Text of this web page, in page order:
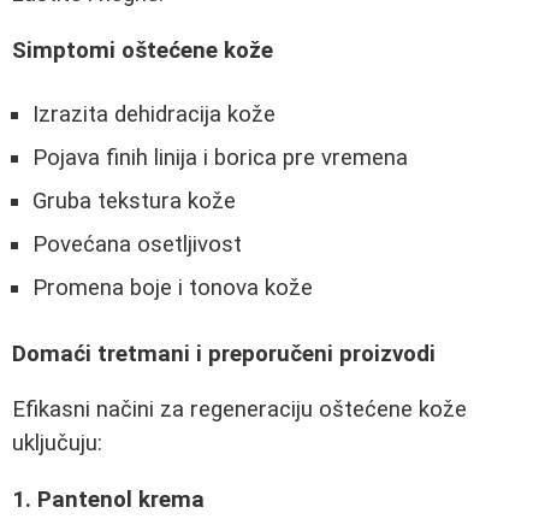
Simptomi oštećene kože
Izrazita dehidracija kože
Pojava finih linija i borica pre vremena
Gruba tekstura kože
Povećana osetljivost
Promena boje i tonova kože
Domaći tretmani i preporučeni proizvodi
Efikasni načini za regeneraciju oštećene kože
uključuju:
1. Pantenol krema